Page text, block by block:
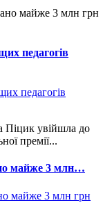
майже 3 млн грн
педагогів
Піцик увійшла до
премії...
майже 3 млн…